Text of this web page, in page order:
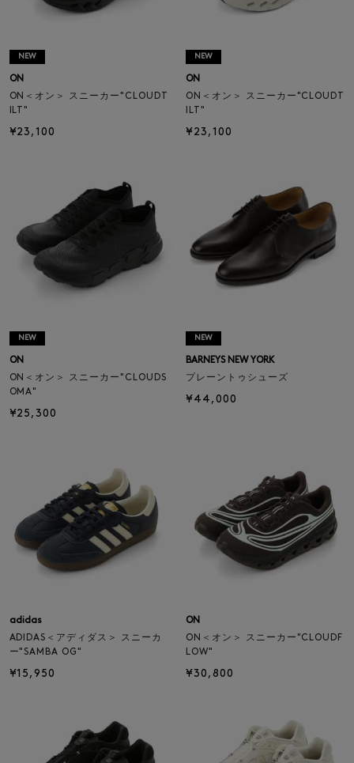
NEW
ON
ON＜オン＞ スニーカー"CLOUDT
ILT"
¥23,100
NEW
ON
ON＜オン＞ スニーカー"CLOUDT
ILT"
¥23,100
NEW
ON
ON＜オン＞ スニーカー"CLOUDS
OMA"
¥25,300
NEW
BARNEYS NEW YORK
プレーントゥシューズ
¥44,000
adidas
ADIDAS＜アディダス＞ スニーカ
ー"SAMBA OG"
¥15,950
ON
ON＜オン＞ スニーカー"CLOUDF
LOW"
¥30,800